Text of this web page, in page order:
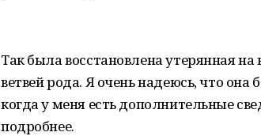
Так была восстановлена утерянная
ветвей рода. Я очень надеюсь, что она
когда у меня есть дополнительные
подробнее.